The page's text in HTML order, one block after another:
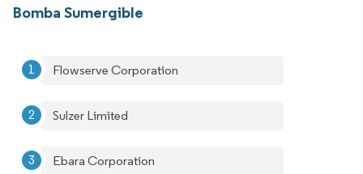
Bomba Sumergible
Flowserve Corporation
Sulzer Limited
Ebara Corporation